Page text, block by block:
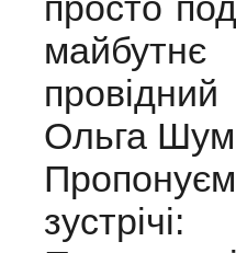
майбутнє
Ольга
зустрічі: